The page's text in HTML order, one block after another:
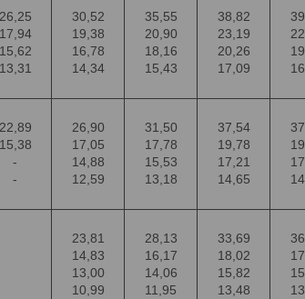
26,25
17,94
15,62
13,31
30,52
19,38
16,78
14,34
35,55
20,90
18,16
15,43
38,82
23,19
20,26
17,09
22,89
15,38
-
-
26,90
17,05
14,88
12,59
31,50
17,78
15,53
13,18
37,54
19,78
17,21
14,65
23,81
14,83
13,00
10,99
28,13
16,17
14,06
11,95
33,69
18,02
15,82
13,48